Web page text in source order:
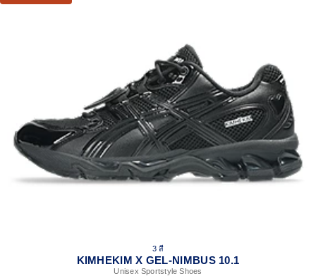
3 สี
KIMHEKIM X GEL-NIMBUS 10.1
Unisex Sportstyle Shoes